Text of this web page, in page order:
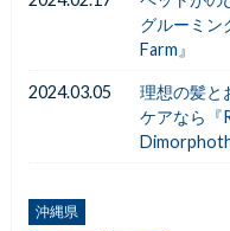
グルーミン
Farm』
2024.03.05
理想の髪と
ケアなら『
沖縄県